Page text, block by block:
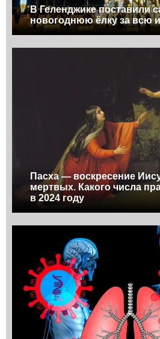
В Геленджике поставили
новогоднюю ёлку за всю
Пасха — воскресение
мертвых. Какого числа
в 2024 году